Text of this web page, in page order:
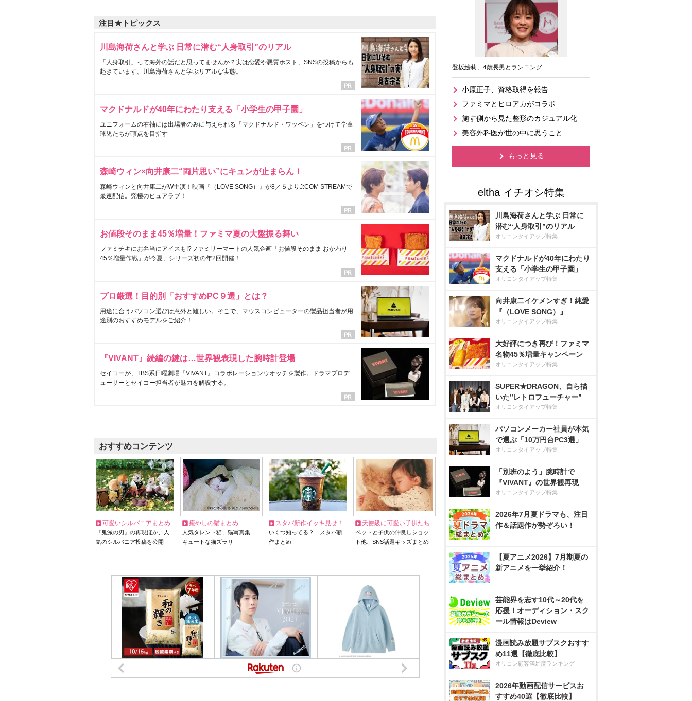
注目★トピックス
川島海荷さんと学ぶ 日常に潜む“人身取引”のリアル
「人身取引」って海外の話だと思ってませんか？実は恋愛や悪質ホスト、SNSの投稿からも
起きています。川島海荷さんと学ぶリアルな実態。
マクドナルドが40年にわたり支える「小学生の甲子園」
ユニフォームの右袖には出場者のみに与えられる「マクドナルド・ワッペン」をつけて学童
球児たちが頂点を目指す
森崎ウィン×向井康二“両片思い”にキュンが止まらん！
森崎ウィンと向井康二がW主演！映画『（LOVE SONG）』が8／５よりJ:COM STREAMで
最速配信。究極のピュアラブ！
お値段そのまま45％増量！ファミマ夏の大盤振る舞い
ファミチキにお弁当にアイスも!?ファミリーマートの人気企画「お値段そのまま おかわり
45％増量作戦」が今夏、シリーズ初の年2回開催！
プロ厳選！目的別「おすすめPC９選」とは？
用途に合うパソコン選びは意外と難しい。そこで、マウスコンピューターの製品担当者が用
途別のおすすめモデルをご紹介！
『VIVANT』続編の鍵は…世界観表現した腕時計登場
セイコーが、TBS系日曜劇場『VIVANT』コラボレーションウオッチを製作。ドラマプロデ
ューサーとセイコー担当者が魅力を解説する。
おすすめコンテンツ
可愛いシルバニアまとめ
『鬼滅の刃』の再現ほか、人
気のシルバニア投稿を公開
癒やしの猫まとめ
人気タレント猫、猫写真集…
キュートな猫ズラリ
スタバ新作イッキ見せ！
いくつ知ってる？ スタバ新
作まとめ
天使級に可愛い子供たち
ペットと子供の仲良しショッ
ト他、SNS話題キッズまとめ
登坂絵莉、4歳長男とランニング
小原正子、資格取得を報告
ファミマとヒロアカがコラボ
施す側から見た整形のカジュアル化
美容外科医が世の中に思うこと
もっと見る
川島海荷さんと学ぶ 日常に
潜む“人身取引”のリアル
オリコンタイアップ特集
マクドナルドが40年にわたり
支える「小学生の甲子園」
オリコンタイアップ特集
向井康二イケメンすぎ！純愛
『（LOVE SONG）』
オリコンタイアップ特集
大好評につき再び！ファミマ
名物45％増量キャンペーン
オリコンタイアップ特集
SUPER★DRAGON、自ら描
いた”レトロフューチャー”
オリコンタイアップ特集
パソコンメーカー社員が本気
で選ぶ「10万円台PC3選」
オリコンタイアップ特集
「別班のよう」腕時計で
『VIVANT』の世界観再現
オリコンタイアップ特集
2026年7月夏ドラマも、注目
作＆話題作が勢ぞろい！
【夏アニメ2026】7月期夏の
新アニメを一挙紹介！
芸能界を志す10代～20代を
応援！オーディション・スク
ール情報はDeview
漫画読み放題サブスクおすす
め11選【徹底比較】
オリコン顧客満足度ランキング
2026年動画配信サービスお
すすめ40選【徹底比較】